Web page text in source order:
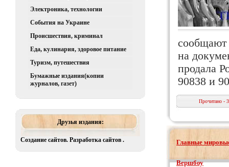
Электроника, технологии
События на Украине
Происшествия, криминал
Еда, кулинария, здоровое питание
Туризм, путешествия
Бумажные издания(копии
журналов, газет)
Друзья издания:
Создание сайтов. Разработка сайтов .
сообщают
на
продала
90838 и
Прочитано -
Главные
Вершбоу